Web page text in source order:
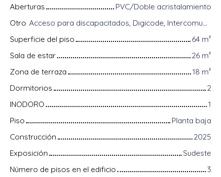
Aberturas
PVC/Doble acristalamiento
Otro
Acceso para discapacitados, Digicode, Intercomunicador, Videófono
Superficie del piso
64 m²
Sala de estar
26 m²
Zona de terraza
18 m²
Dormitorios
2
INODORO
1
Piso
Planta baja
Construcción
2025
Exposición
Sudeste
Número de pisos en el edificio
3